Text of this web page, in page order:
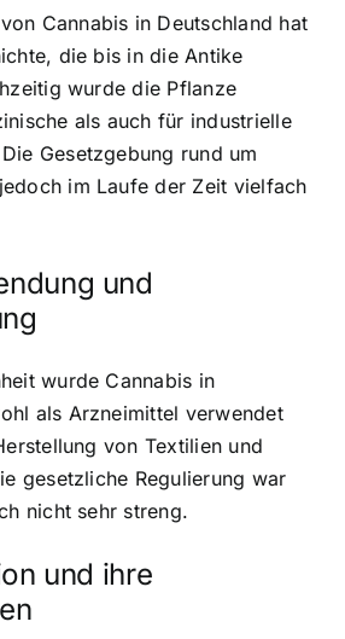
Cannabis in Deutschland hat
die bis in die Antike
wurde die Pflanze
als auch für industrielle
Gesetzgebung rund um
im Laufe der Zeit vielfach
und
wurde Cannabis in
als Arzneimittel verwendet
von Textilien und
gesetzliche Regulierung war
nicht sehr streng.
und ihre